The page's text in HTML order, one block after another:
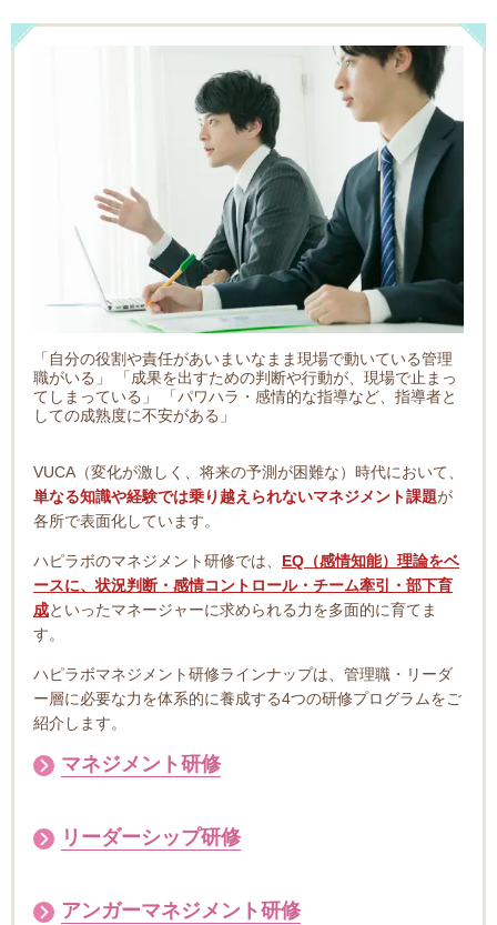
「自分の役割や責任があいまいなまま現場で動いている管理
職がいる」 「成果を出すための判断や行動が、現場で止まっ
てしまっている」 「パワハラ・感情的な指導など、指導者と
しての成熟度に不安がある」
VUCA（変化が激しく、将来の予測が困難な）時代において、
単なる知識や経験では乗り越えられないマネジメント課題が
各所で表面化しています。
ハピラボのマネジメント研修では、 EQ（感情知能）理論をベ
ースに、状況判断・感情コントロール・チーム牽引・部下育
成といったマネージャーに求められる力を多面的に育てま
す。
ハピラボマネジメント研修ラインナップは、管理職・リーダ
ー層に必要な力を体系的に養成する4つの研修プログラムをご
紹介します。
マネジメント研修
リーダーシップ研修
アンガーマネジメント研修